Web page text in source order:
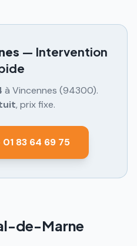
— Intervention
à Vincennes (94300).
, prix fixe.
83 64 69 75
de-Marne